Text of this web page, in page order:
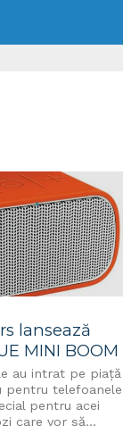
lansează
MINI BOOM
au intrat pe piață
pentru telefoanele
pentru acei
care vor să...